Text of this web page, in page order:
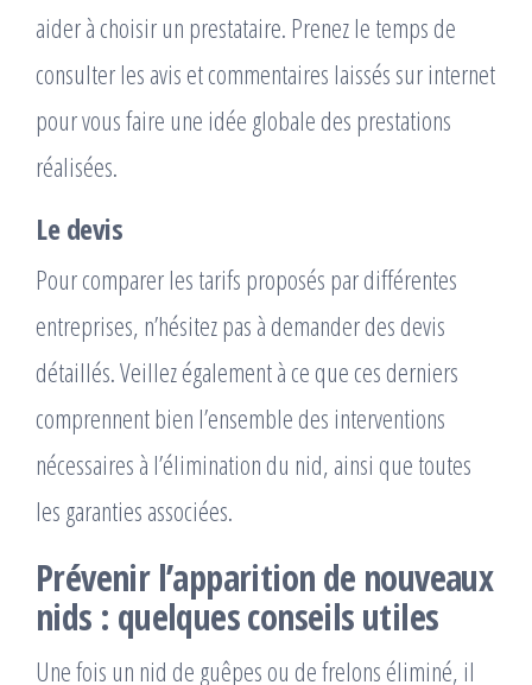
aider à choisir un prestataire. Prenez le temps de
consulter les avis et commentaires laissés sur internet
pour vous faire une idée globale des prestations
réalisées.
Le devis
Pour comparer les tarifs proposés par différentes
entreprises, n’hésitez pas à demander des devis
détaillés. Veillez également à ce que ces derniers
comprennent bien l’ensemble des interventions
nécessaires à l’élimination du nid, ainsi que toutes
les garanties associées.
Prévenir l’apparition de nouveaux
nids : quelques conseils utiles
Une fois un nid de guêpes ou de frelons éliminé, il